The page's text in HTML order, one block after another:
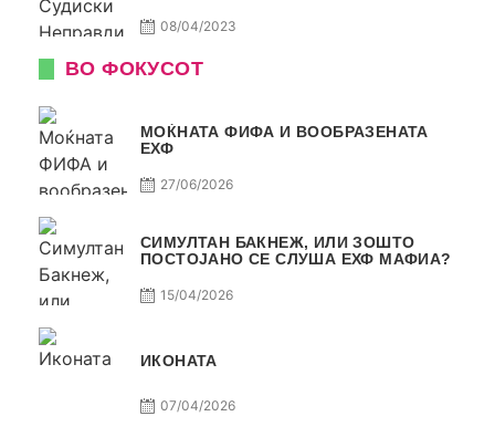
08/04/2023
ВО ФОКУСОТ
МОЌНАТА ФИФА И ВООБРАЗЕНАТА
ЕХФ
27/06/2026
СИМУЛТАН БАКНЕЖ, ИЛИ ЗОШТО
ПОСТОЈАНО СЕ СЛУША ЕХФ МАФИА?
15/04/2026
ИКОНАТА
07/04/2026